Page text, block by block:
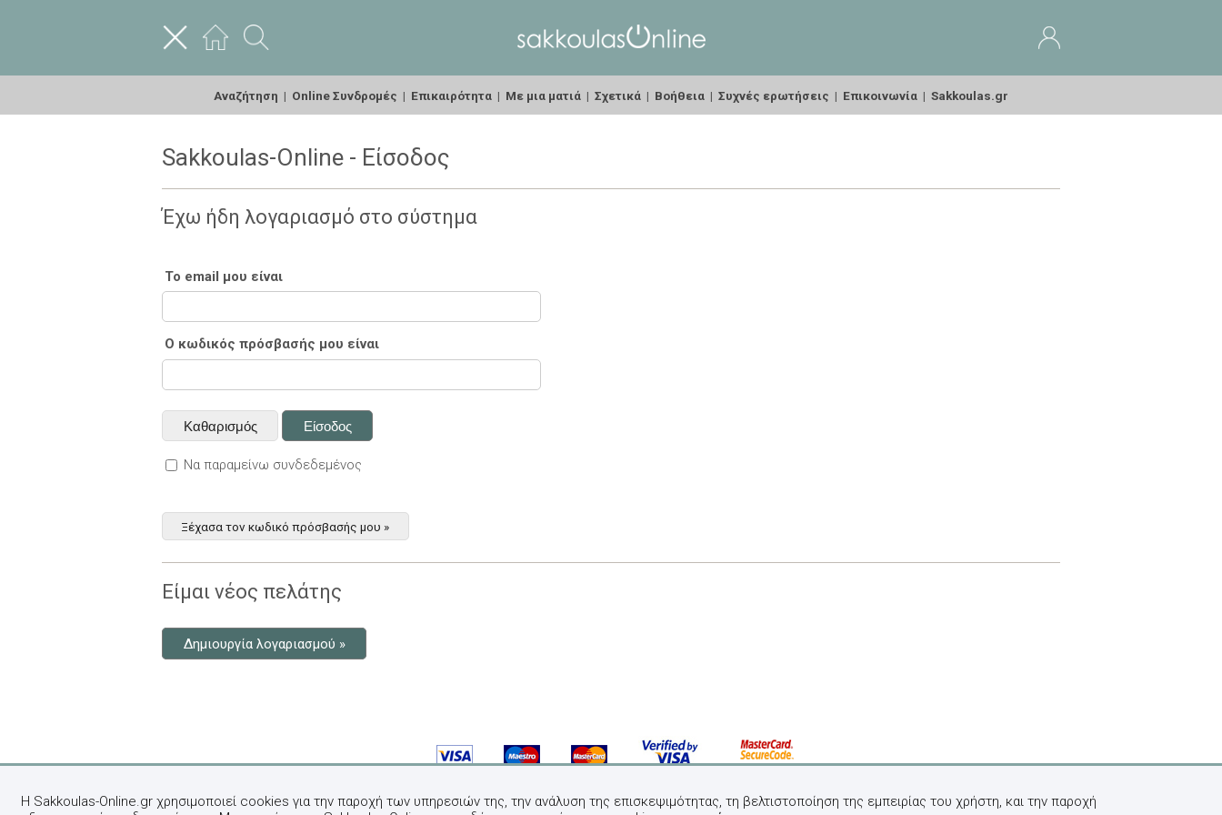
Αναζήτηση | Online Συνδρομές | Επικαιρότητα | Με μια ματιά | Σχετικά | Βοήθεια | Συχνές ερωτήσεις | Επικοινωνία | Sakkoulas.gr
Sakkoulas-Online - Είσοδος
Έχω ήδη λογαριασμό στο σύστημα
Το email μου είναι
Ο κωδικός πρόσβασής μου είναι
Να παραμείνω συνδεδεμένος
Ξέχασα τον κωδικό πρόσβασής μου »
Είμαι νέος πελάτης
Δημιουργία λογαριασμού »
Η Sakkoulas-Online.gr χρησιμοποιεί cookies για την παροχή των υπηρεσιών της, την ανάλυση της επισκεψιμότητας, τη βελτιστοποίηση της εμπειρίας του χρήστη, και την παροχή